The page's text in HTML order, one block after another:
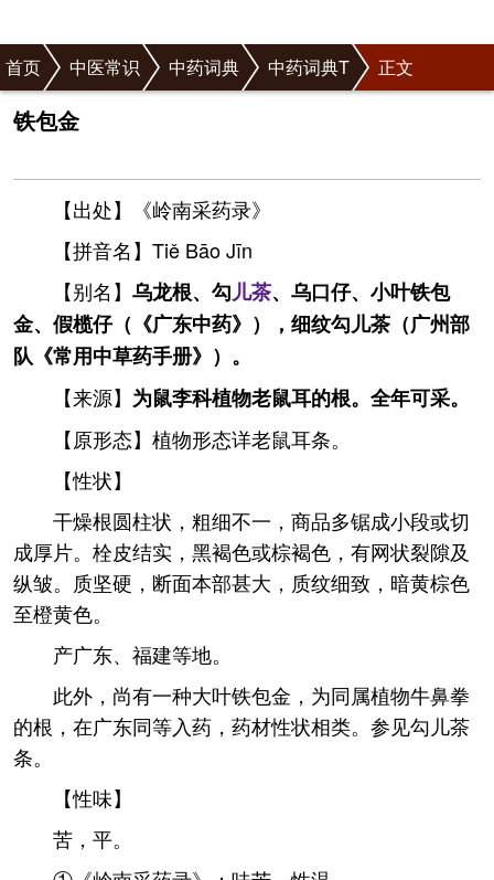
首页 中医常识 中药词典 中药词典T 正文
铁包金
【出处】《岭南采药录》
【拼音名】Tiě Bāo Jīn
【别名】 乌龙根、勾儿茶、乌口仔、小叶铁包
金、假榄仔（《广东中药》），细纹勾儿茶（广州部
队《常用中草药手册》）。
【来源】 为鼠李科植物老鼠耳的根。全年可采。
【原形态】植物形态详老鼠耳条。
【性状】
干燥根圆柱状，粗细不一，商品多锯成小段或切
成厚片。栓皮结实，黑褐色或棕褐色，有网状裂隙及
纵皱。质坚硬，断面本部甚大，质纹细致，暗黄棕色
至橙黄色。
产广东、福建等地。
此外，尚有一种大叶铁包金，为同属植物牛鼻拳
的根，在广东同等入药，药材性状相类。参见勾儿茶
条。
【性味】
苦，平。